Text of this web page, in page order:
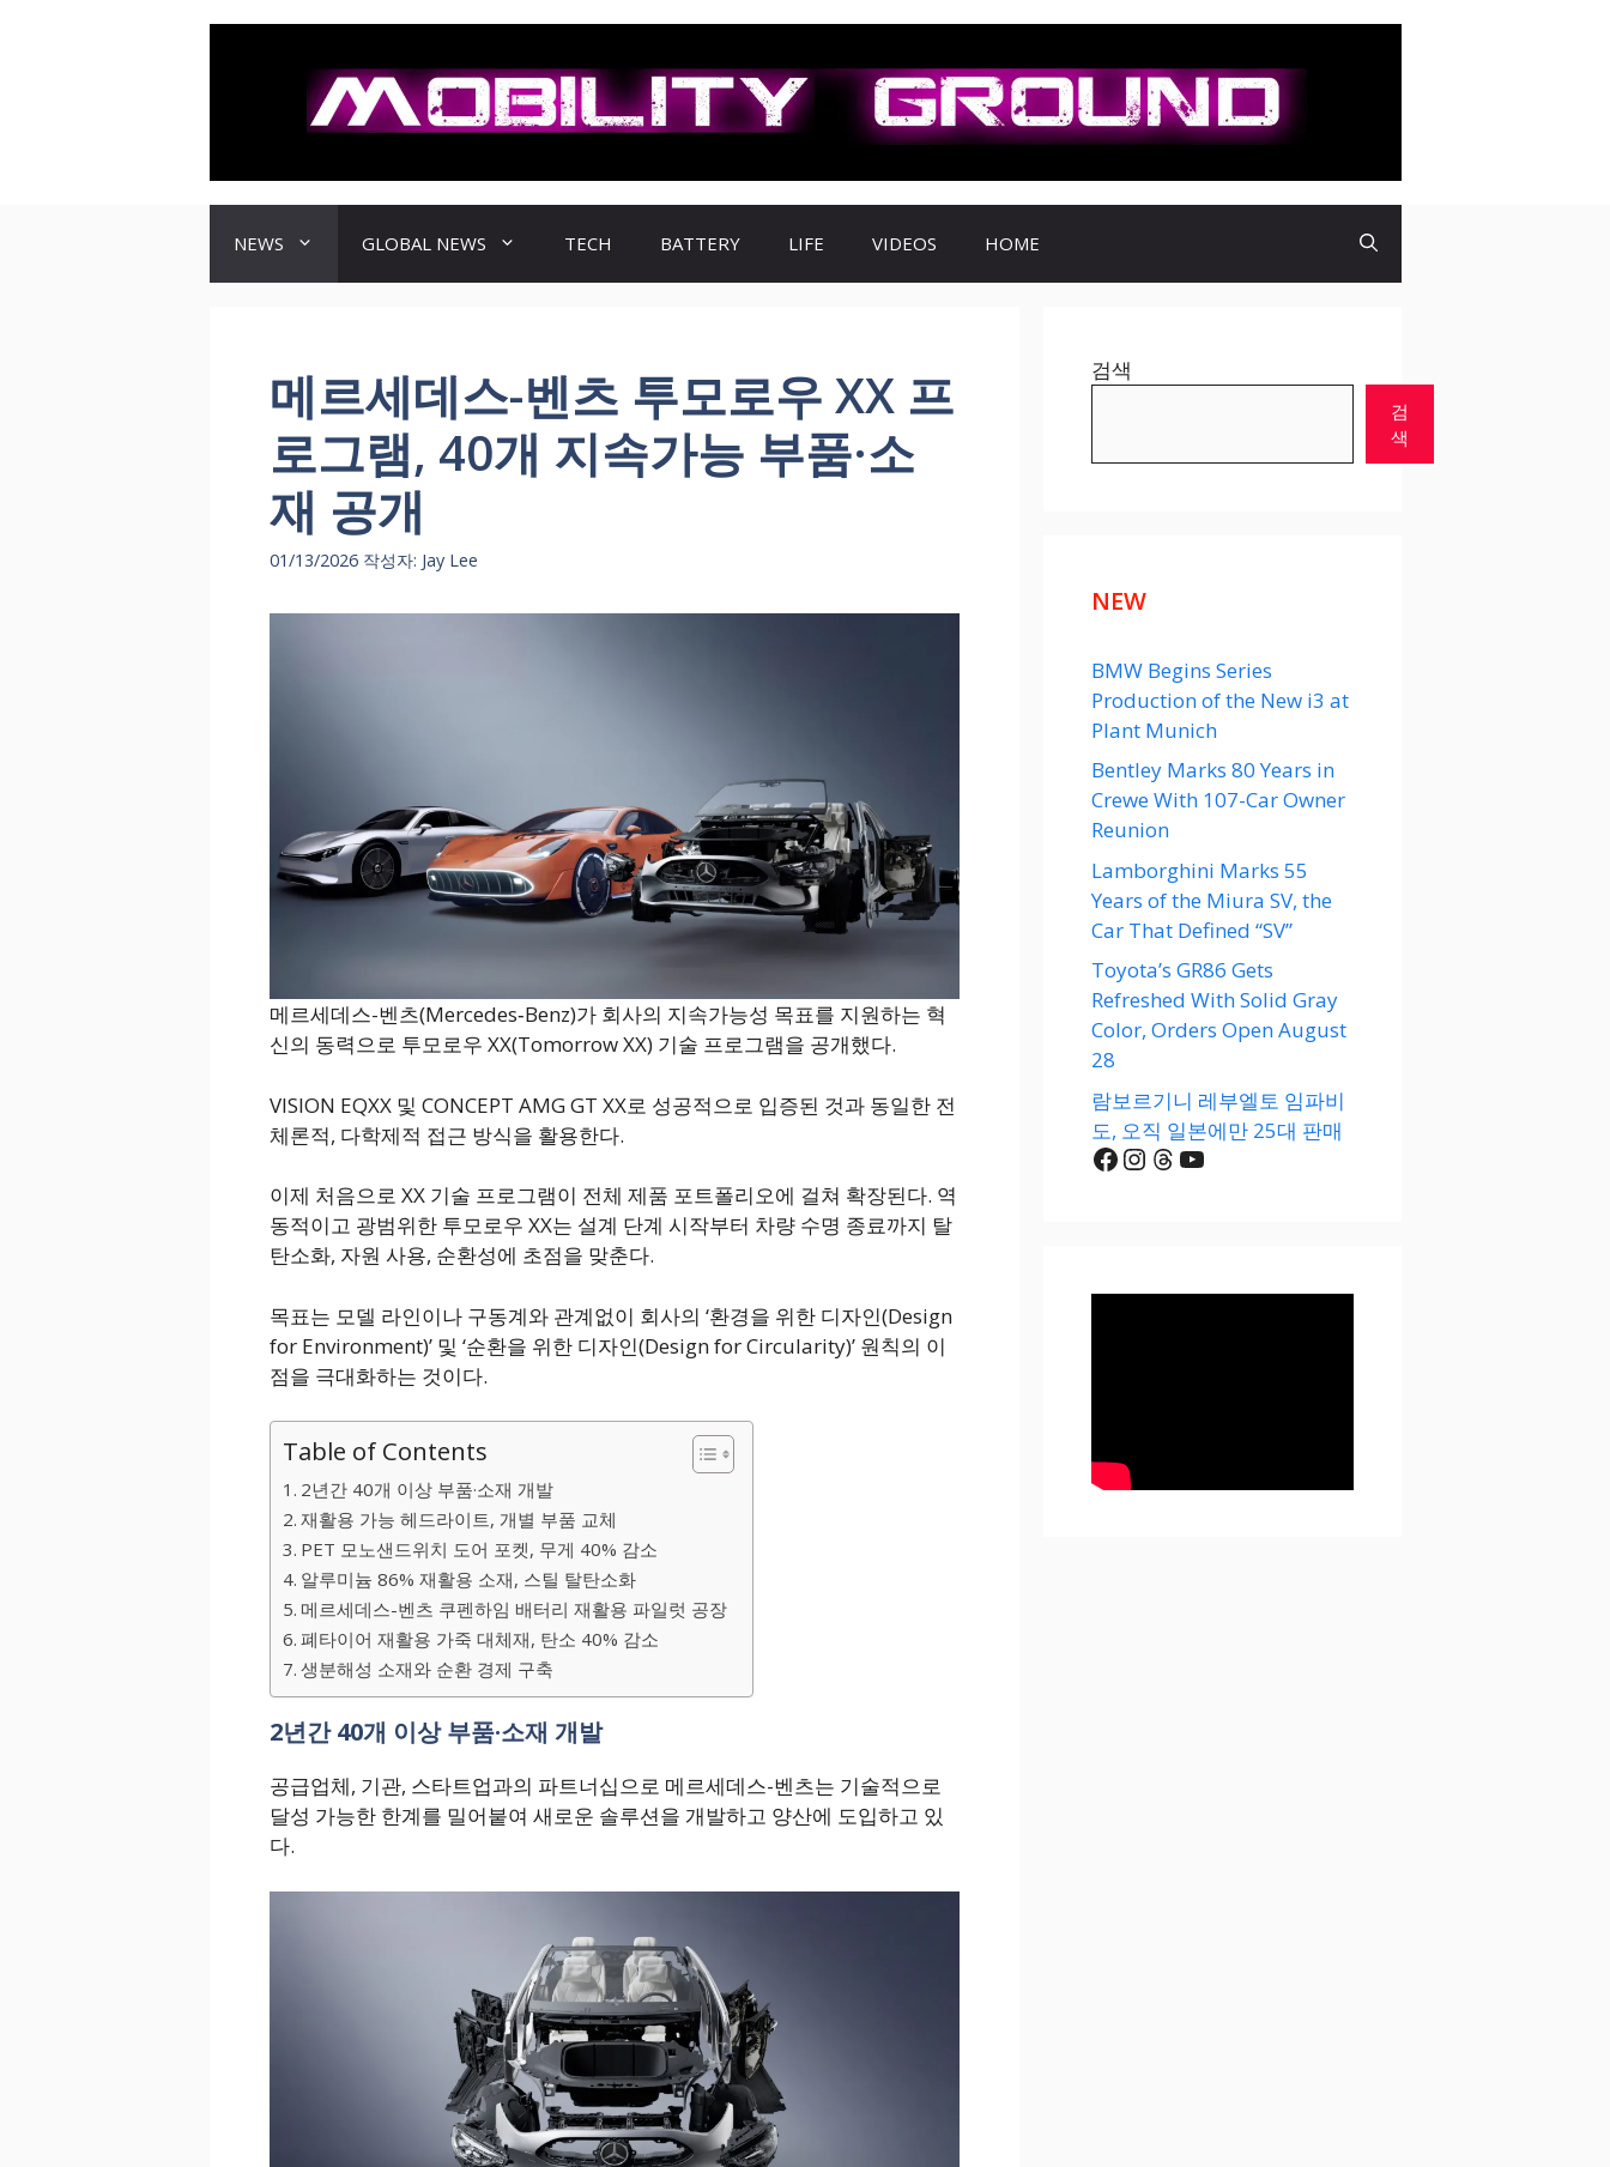
NEWS GLOBAL NEWS TECH BATTERY LIFE VIDEOS HOME
메르세데스-벤츠 투모로우 XX 프
로그램, 40개 지속가능 부품·소
재 공개
01/13/2026 작성자: Jay Lee
메르세데스-벤츠(Mercedes‑Benz)가 회사의 지속가능성 목표를 지원하는 혁
신의 동력으로 투모로우 XX(Tomorrow XX) 기술 프로그램을 공개했다.
VISION EQXX 및 CONCEPT AMG GT XX로 성공적으로 입증된 것과 동일한 전
체론적, 다학제적 접근 방식을 활용한다.
이제 처음으로 XX 기술 프로그램이 전체 제품 포트폴리오에 걸쳐 확장된다. 역
동적이고 광범위한 투모로우 XX는 설계 단계 시작부터 차량 수명 종료까지 탈
탄소화, 자원 사용, 순환성에 초점을 맞춘다.
목표는 모델 라인이나 구동계와 관계없이 회사의 ‘환경을 위한 디자인(Design
for Environment)’ 및 ‘순환을 위한 디자인(Design for Circularity)’ 원칙의 이
점을 극대화하는 것이다.
Table of Contents
2년간 40개 이상 부품·소재 개발
재활용 가능 헤드라이트, 개별 부품 교체
PET 모노샌드위치 도어 포켓, 무게 40% 감소
알루미늄 86% 재활용 소재, 스틸 탈탄소화
메르세데스-벤츠 쿠펜하임 배터리 재활용 파일럿 공장
폐타이어 재활용 가죽 대체재, 탄소 40% 감소
생분해성 소재와 순환 경제 구축
2년간 40개 이상 부품·소재 개발
공급업체, 기관, 스타트업과의 파트너십으로 메르세데스-벤츠는 기술적으로
달성 가능한 한계를 밀어붙여 새로운 솔루션을 개발하고 양산에 도입하고 있
다.
검색
검
색
NEW
BMW Begins Series
Production of the New i3 at
Plant Munich
Bentley Marks 80 Years in
Crewe With 107-Car Owner
Reunion
Lamborghini Marks 55
Years of the Miura SV, the
Car That Defined “SV”
Toyota’s GR86 Gets
Refreshed With Solid Gray
Color, Orders Open August
28
람보르기니 레부엘토 임파비
도, 오직 일본에만 25대 판매
Facebook
Instagram
Threads
YouTube